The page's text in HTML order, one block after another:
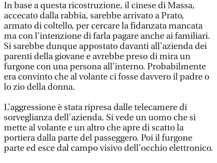
In base a questa ricostruzione, il cinese di Massa,
accecato dalla rabbia, sarebbe arrivato a Prato,
armato di coltello, per cercare la fidanzata mancata
ma con l’intenzione di farla pagare anche ai familiari.
Si sarebbe dunque appostato davanti all’azienda dei
parenti della giovane e avrebbe preso di mira un
furgone con una persona all’interno. Probabilmente
era convinto che al volante ci fosse davvero il padre o
lo zio della donna.
L’aggressione è stata ripresa dalle telecamere di
sorveglianza dell’azienda. Si vede un uomo che si
mette al volante e un altro che apre di scatto la
portiera dalla parte del passeggero. Poi il furgone
parte ed esce dal campo visivo dell’occhio elettronico.